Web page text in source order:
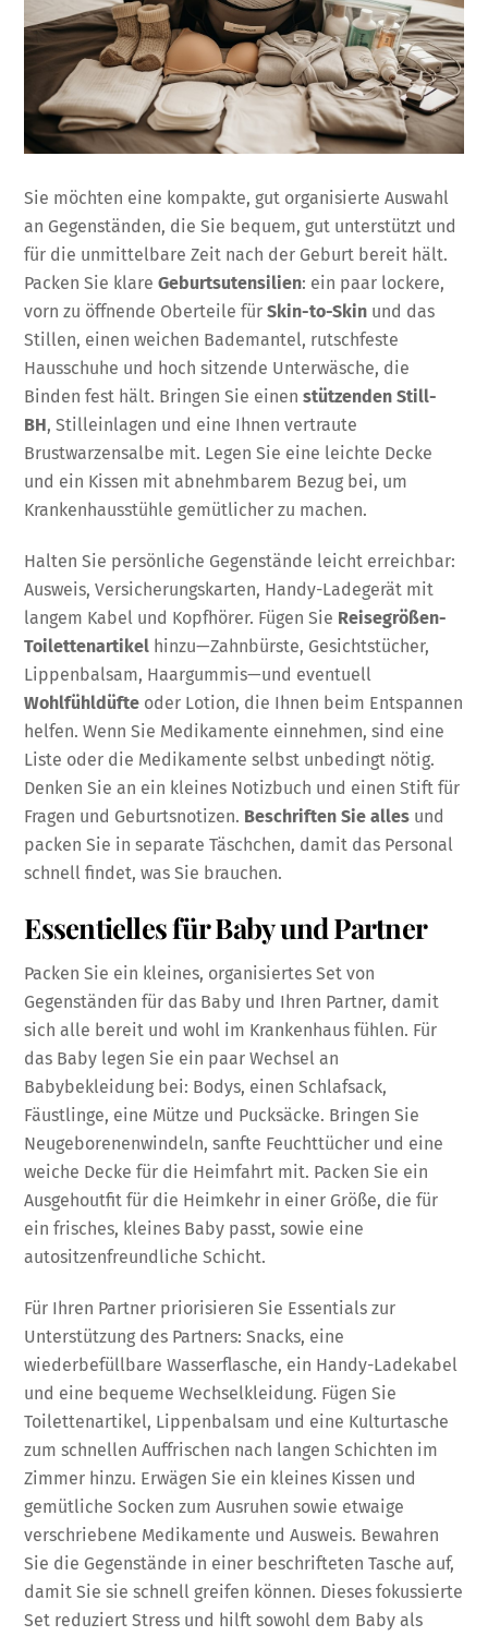
Sie möchten eine kompakte, gut organisierte Auswahl
an Gegenständen, die Sie bequem, gut unterstützt und
für die unmittelbare Zeit nach der Geburt bereit hält.
Packen Sie klareGeburtsutensilien: ein paar lockere,
vorn zu öffnende Oberteile fürSkin-to-Skin und das
Stillen, einen weichen Bademantel, rutschfeste
Hausschuhe und hoch sitzende Unterwäsche, die
Binden fest hält. Bringen Sie einenstützenden Still-
BH, Stilleinlagen und eine Ihnen vertraute
Brustwarzensalbe mit. Legen Sie eine leichte Decke
und ein Kissen mit abnehmbarem Bezug bei, um
Krankenhausstühle gemütlicher zu machen.
Halten Sie persönliche Gegenstände leicht erreichbar:
Ausweis, Versicherungskarten, Handy-Ladegerät mit
langem Kabel und Kopfhörer. Fügen Sie Reisegrößen-
Toilettenartikel hinzu—Zahnbürste, Gesichtstücher,
Lippenbalsam, Haargummis—und eventuell
Wohlfühldüfte oder Lotion, die Ihnen beim Entspannen
helfen. Wenn Sie Medikamente einnehmen, sind eine
Liste oder die Medikamente selbst unbedingt nötig.
Denken Sie an ein kleines Notizbuch und einen Stift für
Fragen und Geburtsnotizen. Beschriften Sie alles und
packen Sie in separate Täschchen, damit das Personal
schnell findet, was Sie brauchen.
Essentielles für Baby und Partner
Packen Sie ein kleines, organisiertes Set von
Gegenständen für das Baby und Ihren Partner, damit
sich alle bereit und wohl im Krankenhaus fühlen. Für
das Baby legen Sie ein paar Wechsel an
Babybekleidung bei: Bodys, einen Schlafsack,
Fäustlinge, eine Mütze und Pucksäcke. Bringen Sie
Neugeborenenwindeln, sanfte Feuchttücher und eine
weiche Decke für die Heimfahrt mit. Packen Sie ein
Ausgehoutfit für die Heimkehr in einer Größe, die für
ein frisches, kleines Baby passt, sowie eine
autositzenfreundliche Schicht.
Für Ihren Partner priorisieren Sie Essentials zur
Unterstützung des Partners: Snacks, eine
wiederbefüllbare Wasserflasche, ein Handy-Ladekabel
und eine bequeme Wechselkleidung. Fügen Sie
Toilettenartikel, Lippenbalsam und eine Kulturtasche
zum schnellen Auffrischen nach langen Schichten im
Zimmer hinzu. Erwägen Sie ein kleines Kissen und
gemütliche Socken zum Ausruhen sowie etwaige
verschriebene Medikamente und Ausweis. Bewahren
Sie die Gegenstände in einer beschrifteten Tasche auf,
damit Sie sie schnell greifen können. Dieses fokussierte
Set reduziert Stress und hilft sowohl dem Baby als